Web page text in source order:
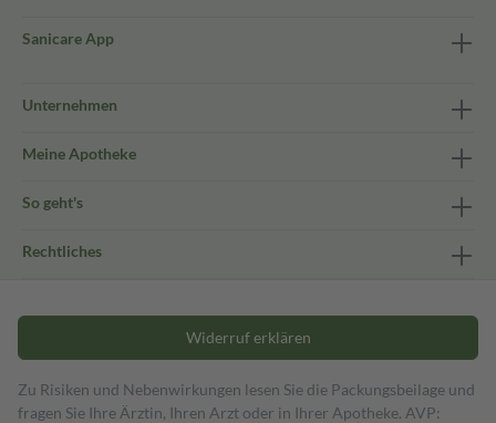
Sanicare App
Unternehmen
Meine Apotheke
So geht's
Rechtliches
Widerruf erklären
Zu Risiken und Nebenwirkungen lesen Sie die Packungsbeilage und
fragen Sie Ihre Ärztin, Ihren Arzt oder in Ihrer Apotheke. AVP: